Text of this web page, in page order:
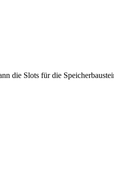
die Slots für die